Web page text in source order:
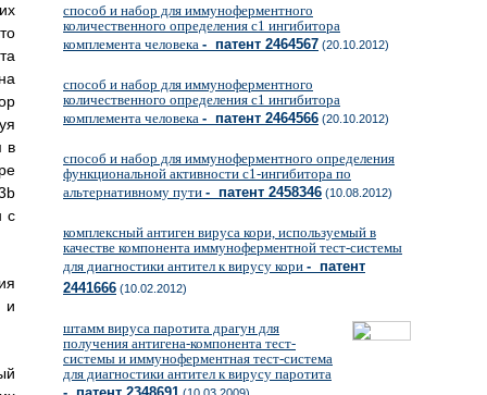
в
с
и
способ и набор для иммуноферментного
количественного определения с1 ингибитора
комплемента человека - патент 2464567 (20.10.2012)
способ и набор для иммуноферментного
количественного определения с1 ингибитора
комплемента человека - патент 2464566 (20.10.2012)
способ и набор для иммуноферментного определения
функциональной активности с1-ингибитора по
альтернативному пути - патент 2458346 (10.08.2012)
комплексный антиген вируса кори, используемый в
качестве компонента иммуноферментной тест-системы
для диагностики антител к вирусу кори - патент
2441666 (10.02.2012)
штамм вируса паротита драгун для
получения антигена-компонента тест-
системы и иммуноферментная тест-система
для диагностики антител к вирусу паротита